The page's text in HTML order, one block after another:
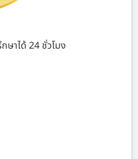
าได้ 24 ชั่วโมง